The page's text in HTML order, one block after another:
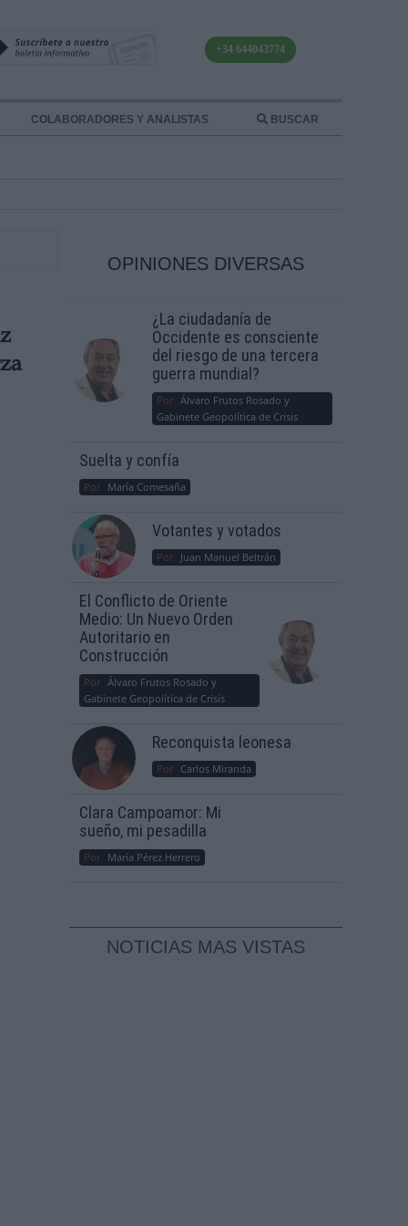
+34 644043774
COLABORADORES Y ANALISTAS BUSCAR
OPINIONES DIVERSAS
¿La ciudadanía de
Occidente es consciente
del riesgo de una tercera
guerra mundial?
Por Álvaro Frutos Rosado y
Gabinete Geopolítica de Crisis
Suelta y confía
Por María Comesaña
Votantes y votados
Por Juan Manuel Beltrán
El Conflicto de Oriente
Medio: Un Nuevo Orden
Autoritario en
Construcción
Por Álvaro Frutos Rosado y
Gabinete Geopolítica de Crisis
Reconquista leonesa
Por Carlos Miranda
Clara Campoamor: Mi
sueño, mi pesadilla
Por María Pérez Herrero
NOTICIAS MAS VISTAS